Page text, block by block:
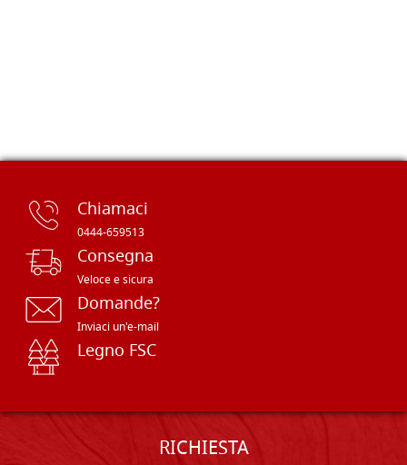
Chiamaci
0444-659513
Consegna
Veloce e sicura
Domande?
Inviaci un'e-mail
Legno FSC
RICHIESTA